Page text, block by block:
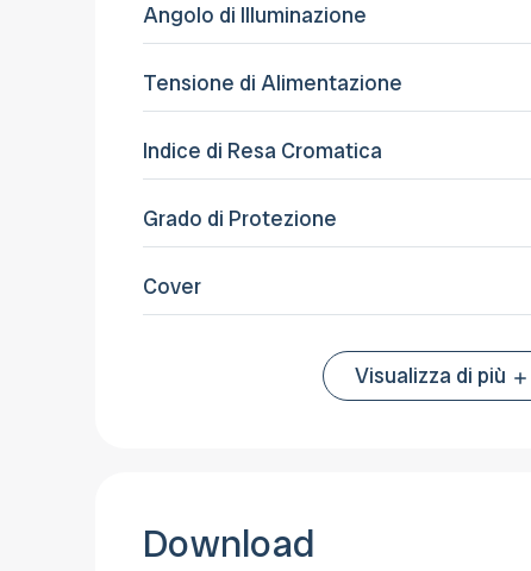
Angolo di Illuminazione
Tensione di Alimentazione
Indice di Resa Cromatica
Grado di Protezione
Cover
Visualizza di più
Download